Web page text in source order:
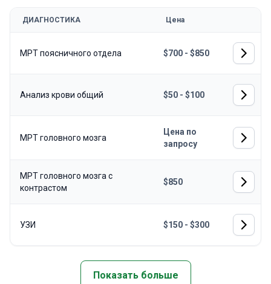
ДИАГНОСТИКА Цена
МРТ поясничного отдела $700 - $850
Анализ крови общий $50 - $100
МРТ головного мозга
Цена по
запросу
МРТ головного мозга с
контрастом
$850
УЗИ $150 - $300
Показать больше